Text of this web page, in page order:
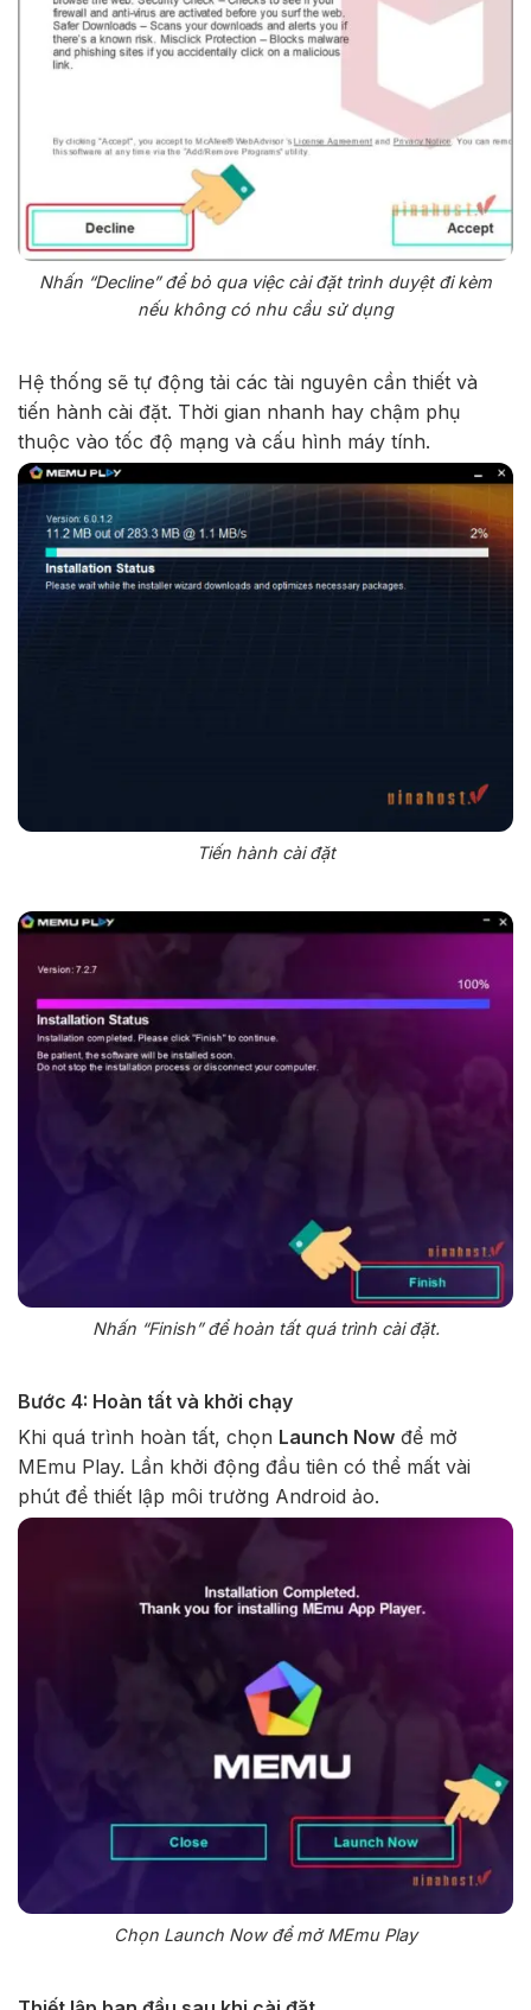
Nhấn “Decline” để bỏ qua việc cài đặt trình duyệt đi kèm
nếu không có nhu cầu sử dụng
Hệ thống sẽ tự động tải các tài nguyên cần thiết và
tiến hành cài đặt. Thời gian nhanh hay chậm phụ
thuộc vào tốc độ mạng và cấu hình máy tính.
Tiến hành cài đặt
Nhấn “Finish” để hoàn tất quá trình cài đặt.
Bước 4: Hoàn tất và khởi chạy
Khi quá trình hoàn tất, chọn Launch Now để mở
MEmu Play. Lần khởi động đầu tiên có thể mất vài
phút để thiết lập môi trường Android ảo.
Chọn Launch Now để mở MEmu Play